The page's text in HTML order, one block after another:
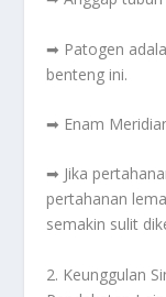
➡ Patogen
benteng ini.
➡ Enam
➡ Jika
pertahanan
semakin sulit
2. Keunggulan